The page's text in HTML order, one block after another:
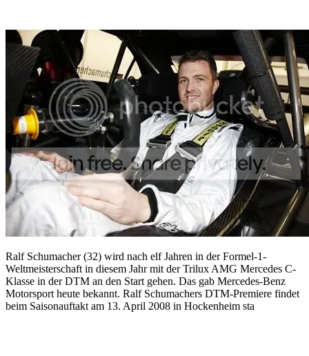
Ralf Schumacher (32) wird nach elf Jahren in der Formel-1-
Weltmeisterschaft in diesem Jahr mit der Trilux AMG Mercedes C-
Klasse in der DTM an den Start gehen. Das gab Mercedes-Benz
Motorsport heute bekannt. Ralf Schumachers DTM-Premiere findet
beim Saisonauftakt am 13. April 2008 in Hockenheim sta